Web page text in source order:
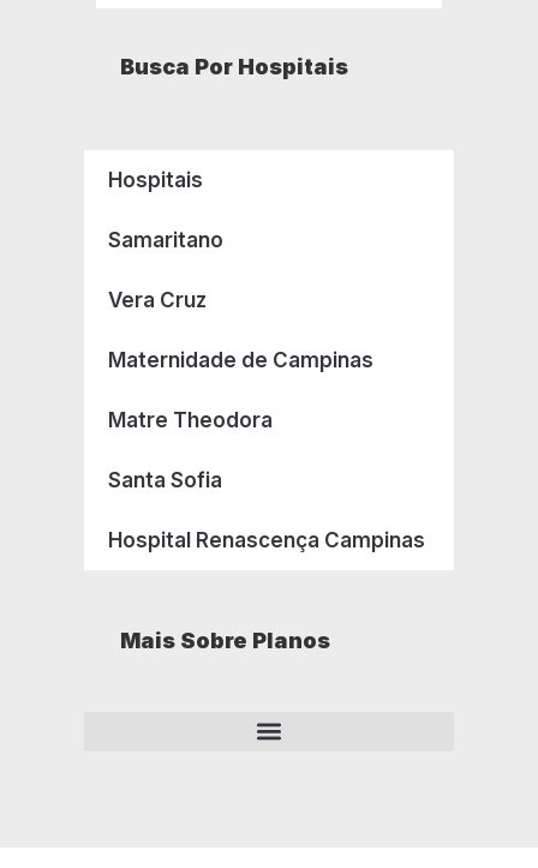
Busca Por Hospitais
Hospitais
Samaritano
Vera Cruz
Maternidade de Campinas
Matre Theodora
Santa Sofia
Hospital Renascença Campinas
Mais Sobre Planos